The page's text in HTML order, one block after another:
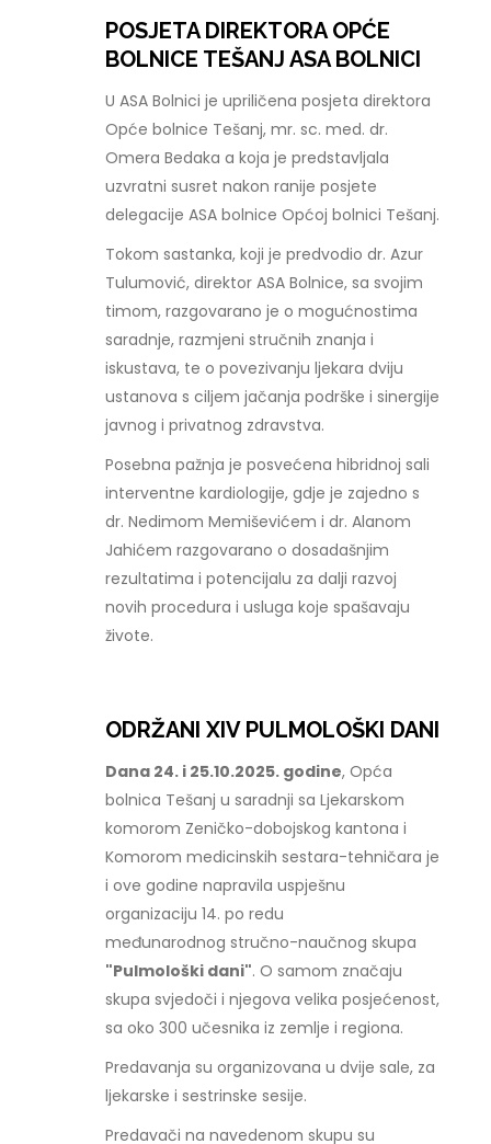
POSJETA DIREKTORA OPĆE
BOLNICE TEŠANJ ASA BOLNICI
U ASA Bolnici je upriličena posjeta direktora
Opće bolnice Tešanj, mr. sc. med. dr.
Omera Bedaka a koja je predstavljala
uzvratni susret nakon ranije posjete
delegacije ASA bolnice Općoj bolnici Tešanj.
Tokom sastanka, koji je predvodio dr. Azur
Tulumović, direktor ASA Bolnice, sa svojim
timom, razgovarano je o mogućnostima
saradnje, razmjeni stručnih znanja i
iskustava, te o povezivanju ljekara dviju
ustanova s ciljem jačanja podrške i sinergije
javnog i privatnog zdravstva.
Posebna pažnja je posvećena hibridnoj sali
interventne kardiologije, gdje je zajedno s
dr. Nedimom Memiševićem i dr. Alanom
Jahićem razgovarano o dosadašnjim
rezultatima i potencijalu za dalji razvoj
novih procedura i usluga koje spašavaju
živote.
ODRŽANI XIV PULMOLOŠKI DANI
Dana 24. i 25.10.2025. godine, Opća
bolnica Tešanj u saradnji sa Ljekarskom
komorom Zeničko-dobojskog kantona i
Komorom medicinskih sestara-tehničara je
i ove godine napravila uspješnu
organizaciju 14. po redu
međunarodnog stručno-naučnog skupa
"Pulmološki dani". O samom značaju
skupa svjedoči i njegova velika posjećenost,
sa oko 300 učesnika iz zemlje i regiona.
Predavanja su organizovana u dvije sale, za
ljekarske i sestrinske sesije.
Predavači na navedenom skupu su